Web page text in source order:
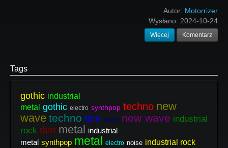
Autor: Motorrizer
Wysłano: 2024-10-24
Więcej Komentarz
Tags
gothic industrial
metal gothic electro synthpop techno new
wave techno tbm noise new wave industrial
rock tbm metal industrial
metal synthpop metal electro noise industrial rock